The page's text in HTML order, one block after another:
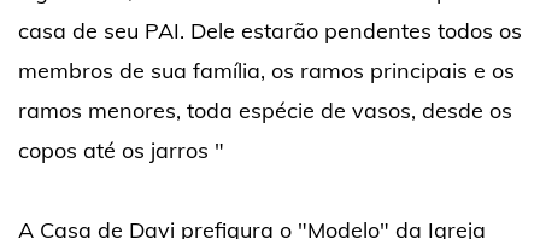
casa de seu PAI. Dele estarão pendentes todos os
membros de sua família, os ramos principais e os
ramos menores, toda espécie de vasos, desde os
copos até os jarros "
A Casa de Davi prefigura o "Modelo" da Igreja